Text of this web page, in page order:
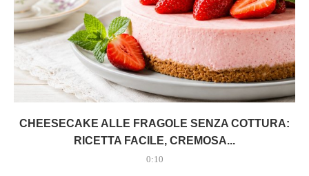
CHEESECAKE ALLE FRAGOLE SENZA COTTURA:
RICETTA FACILE, CREMOSA...
0:10